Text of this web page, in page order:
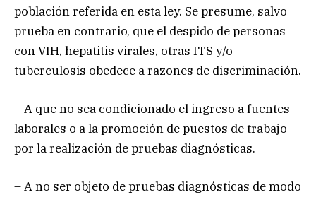
población referida en esta ley. Se presume, salvo
prueba en contrario, que el despido de personas
con VIH, hepatitis virales, otras ITS y/o
tuberculosis obedece a razones de discriminación.
– A que no sea condicionado el ingreso a fuentes
laborales o a la promoción de puestos de trabajo
por la realización de pruebas diagnósticas.
– A no ser objeto de pruebas diagnósticas de modo